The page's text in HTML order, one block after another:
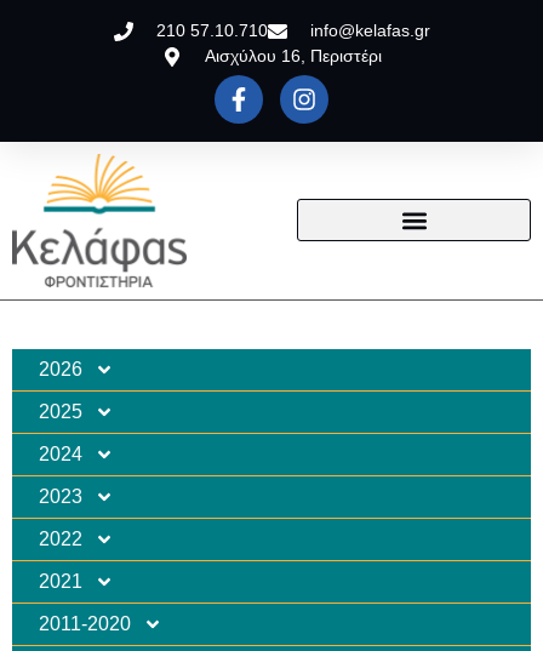
210 57.10.710
info@kelafas.gr
Αισχύλου 16, Περιστέρι
2026
2025
2024
2023
2022
2021
2011-2020